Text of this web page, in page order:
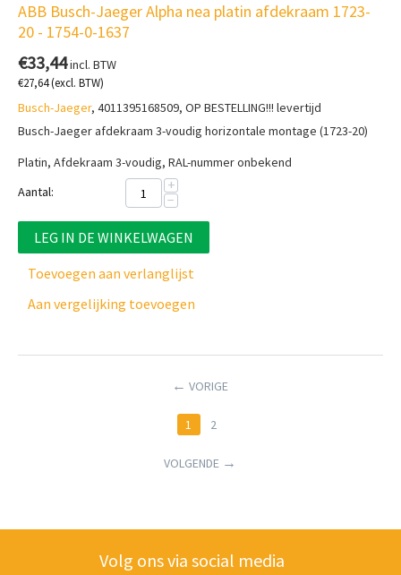
ABB Busch-Jaeger Alpha nea platin afdekraam 1723-
20 - 1754-0-1637
€33,44incl. BTW
€27,64(excl. BTW)
Busch-Jaeger, 4011395168509, OP BESTELLING!!! levertijd
Busch-Jaeger afdekraam 3-voudig horizontale montage (1723-20)
Platin, Afdekraam 3-voudig, RAL-nummer onbekend
Aantal:
+
−
LEG IN DE WINKELWAGEN
Toevoegen aan verlanglijst
Aan vergelijking toevoegen
VORIGE
1 2
VOLGENDE
Volg ons via social media